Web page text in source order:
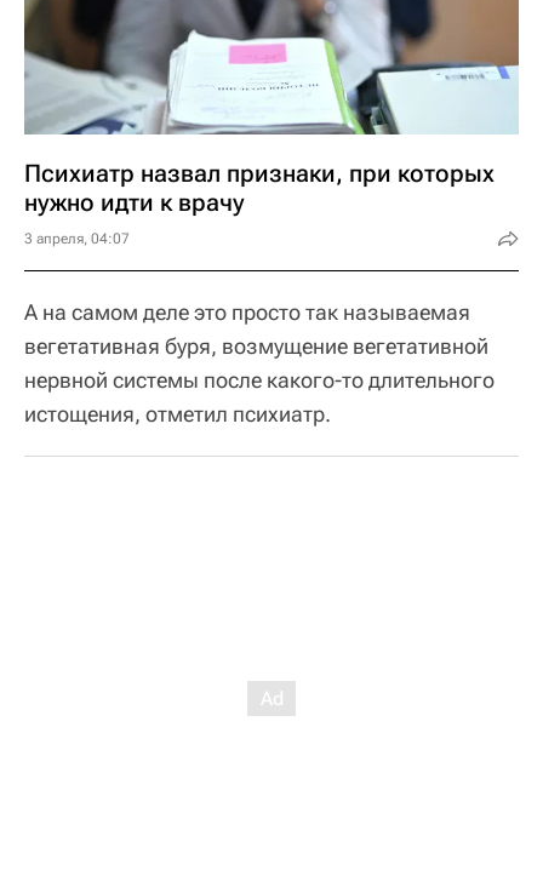
Психиатр назвал признаки, при которых
нужно идти к врачу
3 апреля, 04:07
А на самом деле это просто так называемая
вегетативная буря, возмущение вегетативной
нервной системы после какого-то длительного
истощения, отметил психиатр.